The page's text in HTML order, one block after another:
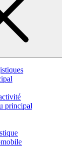
principal